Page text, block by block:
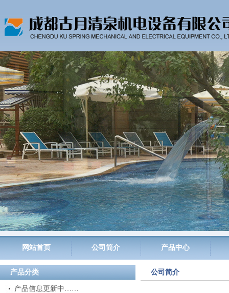
网站首页 公司简介 产品中心
产品分类
产品信息更新中……
公司简介